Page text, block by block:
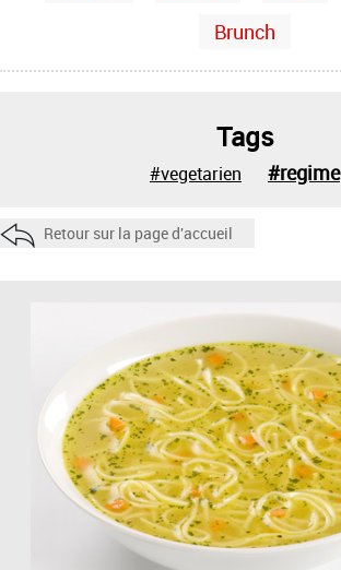
Brunch
Tags
#vegetarien #regime
Retour sur la page d'accueil